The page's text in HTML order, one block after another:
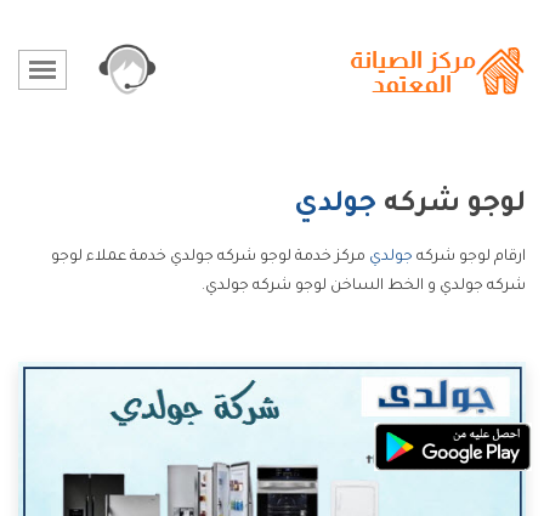
لوجو شركه جولدي
ارقام لوجو شركه جولدي مركز خدمة لوجو شركه جولدي خدمة عملاء لوجو
شركه جولدي و الخط الساخن لوجو شركه جولدي.